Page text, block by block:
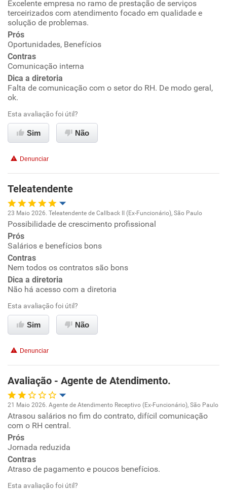
Oportunidade de promoção
Ambiente de trabalho
Conciliação com a vida familiar
Benefícios
Excelente empresa no ramo de prestação de serviços
terceirizados com atendimento focado em qualidade e
solução de problemas.
Prós
Oportunidades, Benefícios
Contras
Comunicação interna
Dica a diretoria
Falta de comunicação com o setor do RH. De modo geral,
ok.
Esta avaliação foi útil?
Sim Não
Denunciar
Teleatendente
Oportunidade de promoção
Ambiente de trabalho
Conciliação com a vida familiar
Recomenda esta empresa
23 Maio 2026. Teleatendente de Callback II (Ex-Funcionário), São Paulo
Possibilidade de crescimento profissional
Prós
Salários e benefícios bons
Contras
Nem todos os contratos são bons
Dica a diretoria
Não há acesso com a diretoria
Esta avaliação foi útil?
Sim Não
Denunciar
Avaliação - Agente de Atendimento.
Oportunidade de promoção
Ambiente de trabalho
Conciliação com a vida familiar
21 Maio 2026. Agente de Atendimento Receptivo (Ex-Funcionário), São Paulo
Atrasou salários no fim do contrato, difícil comunicação
com o RH central.
Prós
Jornada reduzida
Contras
Atraso de pagamento e poucos benefícios.
Esta avaliação foi útil?